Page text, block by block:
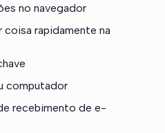
no navegador
rapidamente na
computador
recebimento de e-